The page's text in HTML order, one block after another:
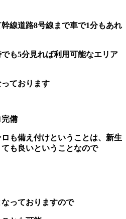
線道路8号線まで車で1分もあれ
も5分見れば利用可能なエリア
ております
備
も備え付けということは、新生
も良いということなので
っておりますので